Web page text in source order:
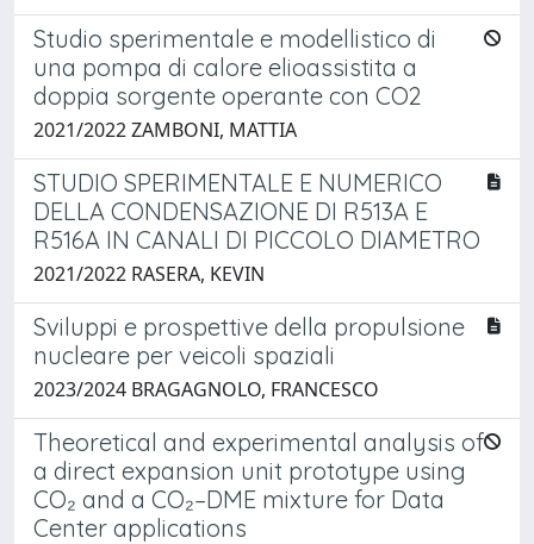
Studio sperimentale e modellistico di
una pompa di calore elioassistita a
doppia sorgente operante con CO2
2021/2022 ZAMBONI, MATTIA
STUDIO SPERIMENTALE E NUMERICO
DELLA CONDENSAZIONE DI R513A E
R516A IN CANALI DI PICCOLO DIAMETRO
2021/2022 RASERA, KEVIN
Sviluppi e prospettive della propulsione
nucleare per veicoli spaziali
2023/2024 BRAGAGNOLO, FRANCESCO
Theoretical and experimental analysis of
a direct expansion unit prototype using
CO₂ and a CO₂–DME mixture for Data
Center applications